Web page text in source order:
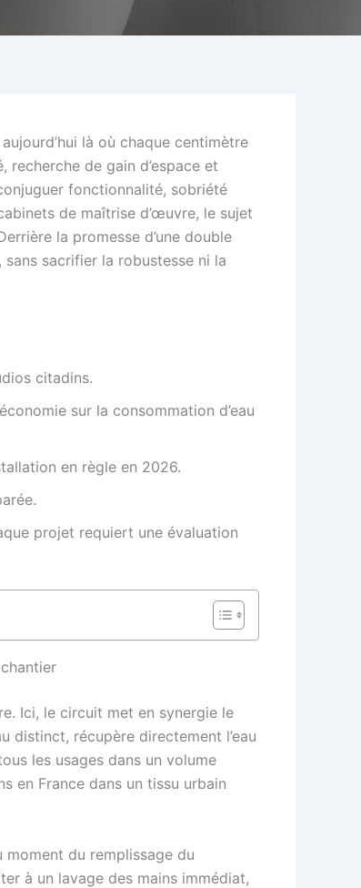
là où chaque centimètre
de gain d’espace et
fonctionnalité, sobriété
de maîtrise d’œuvre, le sujet
la promesse d’une double
sacrifier la robustesse ni la
citadins.
sur la consommation d’eau
en règle en 2026.
projet requiert une évaluation
Ici, le circuit met en synergie le
distinct, récupère directement l’eau
les usages dans un volume
en France dans un tissu urbain
moment du remplissage du
à un lavage des mains immédiat,